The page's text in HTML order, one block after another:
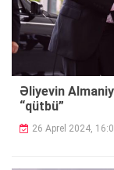
Əliyevin
“qütbü”
26 Aprel 2024,